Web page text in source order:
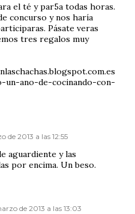
el té y par5a todas horas.
concurso y nos haría
Pásate veras
tres regalos muy
un-ano-de-cocinando-con-
de 2013 a las 12:55
aguardiente y las
por encima. Un beso.
de 2013 a las 13:03